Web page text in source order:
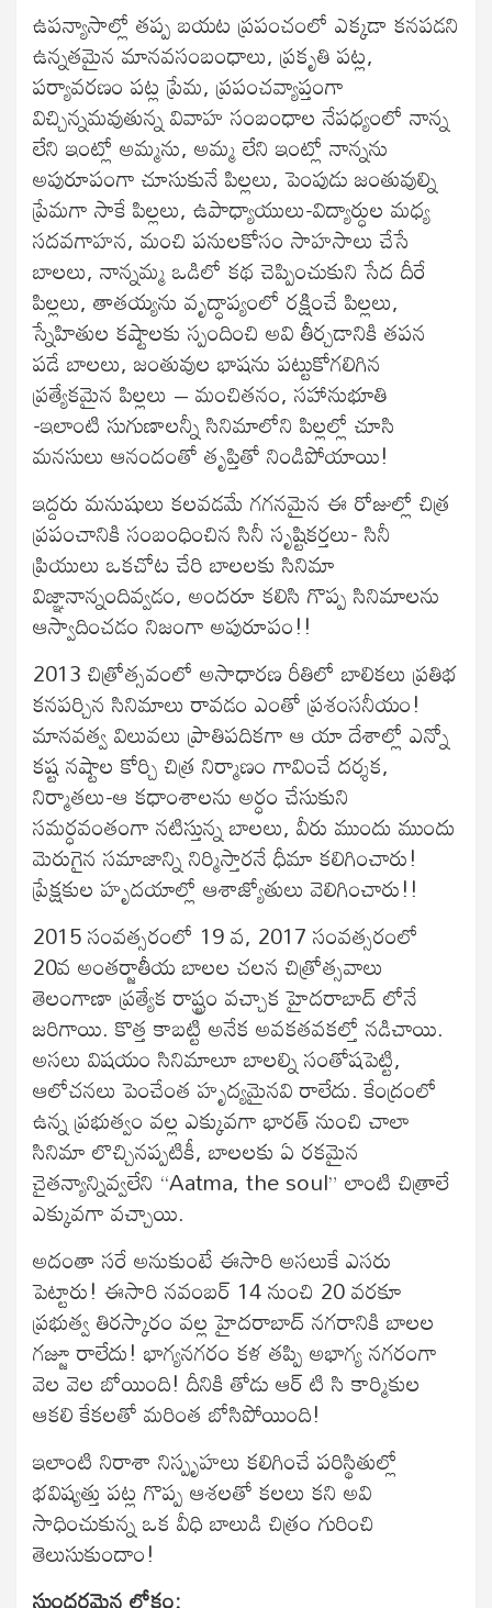
ఉపన్యాసాల్లో తప్ప బయట ప్రపంచంలో ఎక్కడా కనపడని
ఉన్నతమైన మానవసంబంధాలు, ప్రకృతి పట్ల,
పర్యావరణం పట్ల ప్రేమ, ప్రపంచవ్యాప్తంగా
విచ్చిన్నమవుతున్న వివాహ సంబంధాల నేపధ్యంలో నాన్న
లేని ఇంట్లో అమ్మను, అమ్మ లేని ఇంట్లో నాన్నను
అపురూపంగా చూసుకునే పిల్లలు, పెంపుడు జంతువుల్ని
ప్రేమగా సాకే పిల్లలు, ఉపాధ్యాయులు-విద్యార్ధుల మధ్య
సదవగాహన, మంచి పనులకోసం సాహసాలు చేసే
బాలలు, నాన్నమ్మ ఒడిలో కథ చెప్పించుకుని సేద దీరే
పిల్లలు, తాతయ్యను వృద్ధాప్యంలో రక్షించే పిల్లలు,
స్నేహితుల కష్టాలకు స్పందించి అవి తీర్చడానికి తపన
పడే బాలలు, జంతువుల భాషను పట్టుకోగలిగిన
ప్రత్యేకమైన పిల్లలు – మంచితనం, సహానుభూతి
-ఇలాంటి సుగుణాలన్నీ సినిమాలోని పిల్లల్లో చూసి
మనసులు ఆనందంతో తృప్తితో నిండిపోయాయి!
ఇద్దరు మనుషులు కలవడమే గగనమైన ఈ రోజుల్లో చిత్ర
ప్రపంచానికి సంబంధించిన సినీ సృష్టికర్తలు- సినీ
ప్రియులు ఒకచోట చేరి బాలలకు సినిమా
విజ్ఞానాన్నందివ్వడం, అందరూ కలిసి గొప్ప సినిమాలను
ఆస్వాదించడం నిజంగా అపురూపం!!
2013 చిత్రోత్సవంలో అసాధారణ రీతిలో బాలికలు ప్రతిభ
కనపర్చిన సినిమాలు రావడం ఎంతో ప్రశంసనీయం!
మానవత్వ విలువలు ప్రాతిపదికగా ఆ యా దేశాల్లో ఎన్నో
కష్ట నష్టాల కోర్చి చిత్ర నిర్మాణం గావించే దర్శక,
నిర్మాతలు-ఆ కధాంశాలను అర్ధం చేసుకుని
సమర్ధవంతంగా నటిస్తున్న బాలలు, వీరు ముందు ముందు
మెరుగైన సమాజాన్ని నిర్మిస్తారనే ధీమా కలిగించారు!
ప్రేక్షకుల హృదయాల్లో ఆశాజ్యోతులు వెలిగించారు!!
2015 సంవత్సరంలో 19 వ, 2017 సంవత్సరంలో
20వ అంతర్జాతీయ బాలల చలన చిత్రోత్సవాలు
తెలంగాణా ప్రత్యేక రాష్ట్రం వచ్చాక హైదరాబాద్ లోనే
జరిగాయి. కొత్త కాబట్టి అనేక అవకతవకల్తో నడిచాయి.
అసలు విషయం సినిమాలూ బాలల్ని సంతోషపెట్టి,
ఆలోచనలు పెంచేంత హృద్యమైనవి రాలేదు. కేంద్రంలో
ఉన్న ప్రభుత్వం వల్ల ఎక్కువగా భారత్ నుంచి చాలా
సినిమా లొచ్చినప్పటికీ, బాలలకు ఏ రకమైన
చైతన్యాన్నివ్వలేని “Aatma, the soul” లాంటి చిత్రాలే
ఎక్కువగా వచ్చాయి.
అదంతా సరే అనుకుంటే ఈసారి అసలుకే ఎసరు
పెట్టారు! ఈసారి నవంబర్ 14 నుంచి 20 వరకూ
ప్రభుత్వ తిరస్కారం వల్ల హైదరాబాద్ నగరానికి బాలల
గజ్జూ రాలేదు! భాగ్యనగరం కళ తప్పి అభాగ్య నగరంగా
వెల వెల బోయింది! దీనికి తోడు ఆర్ టి సి కార్మికుల
ఆకలి కేకలతో మరింత బోసిపోయింది!
ఇలాంటి నిరాశా నిస్పృహలు కలిగించే పరిస్థితుల్లో
భవిష్యత్తు పట్ల గొప్ప ఆశలతో కలలు కని అవి
సాధించుకున్న ఒక వీధి బాలుడి చిత్రం గురించి
తెలుసుకుందాం!